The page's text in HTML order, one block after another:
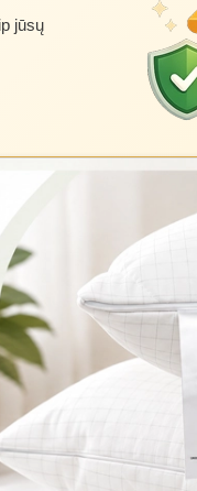
jūsų